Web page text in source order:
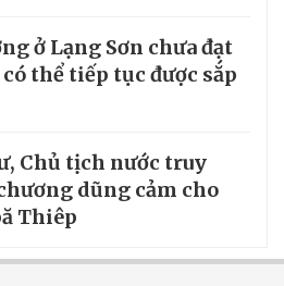
ở Lạng Sơn chưa đạt
thể tiếp tục được sắp
Chủ tịch nước truy
dũng cảm cho
Thiêp